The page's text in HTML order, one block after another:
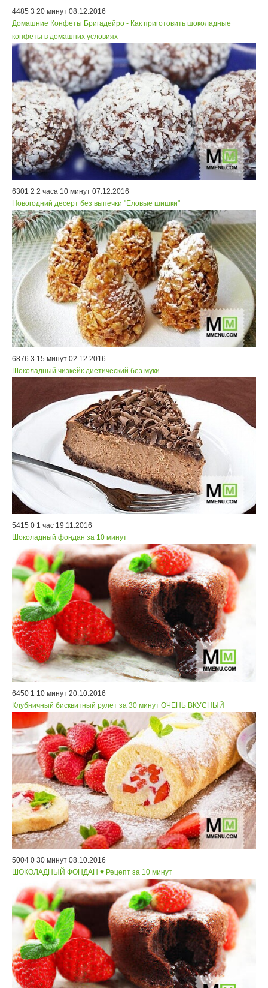
4485 3 20 минут 08.12.2016
Домашние Конфеты Бригадейро - Как приготовить шоколадные
конфеты в домашних условиях
6301 2 2 часа 10 минут 07.12.2016
Новогодний десерт без выпечки "Еловые шишки"
6876 3 15 минут 02.12.2016
Шоколадный чизкейк диетический без муки
5415 0 1 час 19.11.2016
Шоколадный фондан за 10 минут
6450 1 10 минут 20.10.2016
Клубничный бисквитный рулет за 30 минут ОЧЕНЬ ВКУСНЫЙ
5004 0 30 минут 08.10.2016
ШОКОЛАДНЫЙ ФОНДАН ♥ Рецепт за 10 минут